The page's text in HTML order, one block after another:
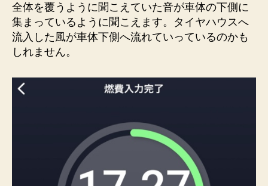
全体を覆うように聞こえていた音が車体の下側に
集まっているように聞こえます。タイヤハウスへ
流入した風が車体下側へ流れていっているのかも
しれません。